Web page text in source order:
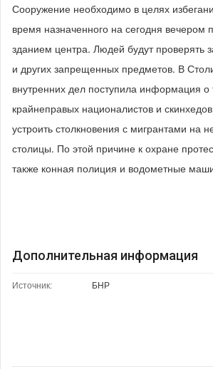
Сооружение необходимо в целях
время назначенного на сегодня вечером
зданием центра. Людей будут проверять
и других запрещенных предметов. В
внутренних дел поступила информация о
крайнеправых националистов и
устроить столкновения с мигрантами на
столицы. По этой причине к охране
также конная полиция и водометные
Дополнительная информация
Источник: БНР